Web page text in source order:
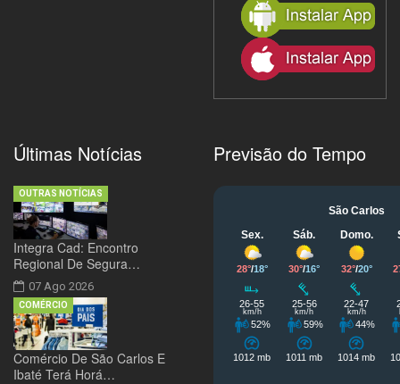
Últimas Notícias
Integra Cad: Encontro
Regional De Segura…
07 Ago 2026
OUTRAS NOTÍCIAS
Comércio De São Carlos E
Ibaté Terá Horá…
COMÉRCIO
Previsão do Tempo